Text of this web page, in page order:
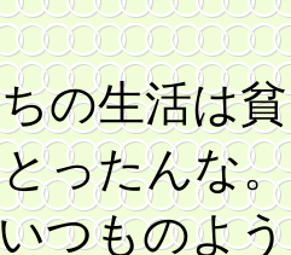
の生活は
ったんな。
ものよう